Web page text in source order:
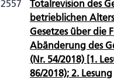
2557
Totalrevision des
betrieblichen
Gesetzes über die
Abänderung des
(Nr. 54/2018) [1.
86/2018); 2. Lesung